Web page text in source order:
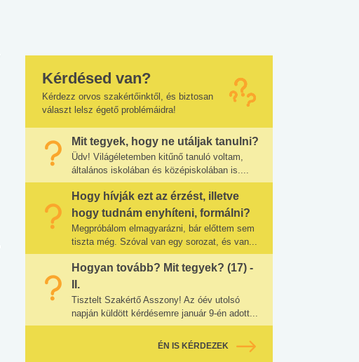
Kérdésed van?
Kérdezz orvos szakértőinktől, és biztosan
választ lelsz égető problémáidra!
Mit tegyek, hogy ne utáljak tanulni?
Üdv! Világéletemben kitűnő tanuló voltam,
általános iskolában és középiskolában is....
Hogy hívják ezt az érzést, illetve
hogy tudnám enyhíteni, formálni?
Megpróbálom elmagyarázni, bár előttem sem
tiszta még. Szóval van egy sorozat, és van...
Hogyan tovább? Mit tegyek? (17) -
II.
Tisztelt Szakértő Asszony! Az óév utolsó
napján küldött kérdésemre január 9-én adott...
ÉN IS KÉRDEZEK